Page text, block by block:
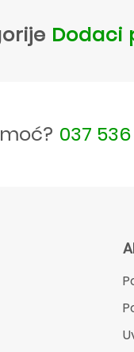
Dodaci
037 536